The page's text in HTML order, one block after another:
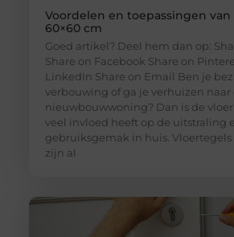
Voordelen en toepassingen
60×60 cm
Goed artikel? Deel hem dan op:
Share on Facebook Share on
LinkedIn Share on Email Ben je
verbouwing of ga je verhuizen naar
nieuwbouwwoning? Dan is de
veel invloed heeft op de uitstraling
gebruiksgemak in huis. Vloertegels
zijn al